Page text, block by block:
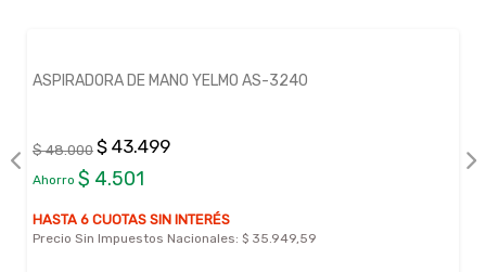
ASPIRADORA DE MANO YELMO AS-3240
$ 48.000 $ 43.499
Ahorro $ 4.501
HASTA 6 CUOTAS SIN INTERÉS
Precio Sin Impuestos Nacionales: $ 35.949,59